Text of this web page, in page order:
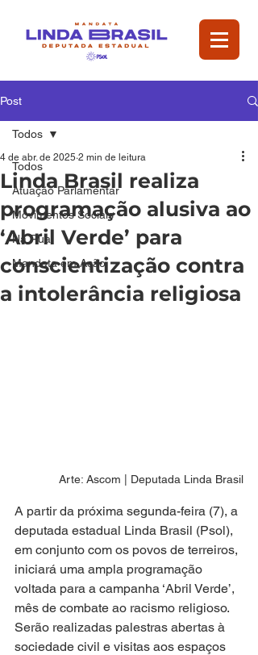
Post
Todos
Atuação Parlamentar
Movimentos Sociais
Na Rua
Mandata em Ação
Todos
Linda Brasil realiza
programação alusiva ao
‘Abril Verde’ para
conscientização contra
a intolerância religiosa
4 de abr. de 2025 2 min de leitura
Arte: Ascom | Deputada Linda Brasil
A partir da próxima segunda-feira (7), a
deputada estadual Linda Brasil (Psol),
em conjunto com os povos de terreiros,
iniciará uma ampla programação
voltada para a campanha ‘Abril Verde’,
mês de combate ao racismo religioso.
Serão realizadas palestras abertas à
sociedade civil e visitas aos espaços